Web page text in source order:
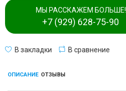
МЫ РАССКАЖЕМ БОЛЬШЕ!
+7 (929) 628-75-90
В закладки В сравнение
ОПИСАНИЕ ОТЗЫВЫ